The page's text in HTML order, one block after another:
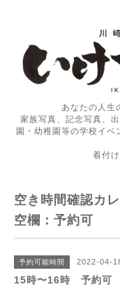
あなたの人生
家族写真、記念写真、
園・幼稚園等の学校イベ
着付
空き時間確認カ
空欄：予約可
予約可能時間 2022-04-
15時〜16時 予約可